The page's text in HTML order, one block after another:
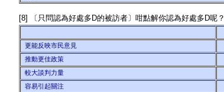
[8] 〔只問認為好處多D的被訪者〕咁點解你認為好處多D呢？
更能反映市民意見
推動更佳政策
較大談判力量
容易引起關注